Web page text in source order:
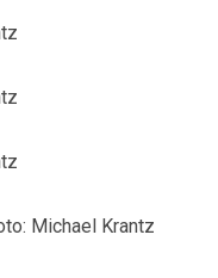
Michael Krantz